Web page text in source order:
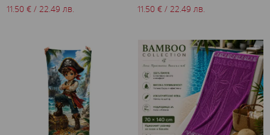
11.50 € / 22.49 лв. 11.50 € / 22.49 лв.